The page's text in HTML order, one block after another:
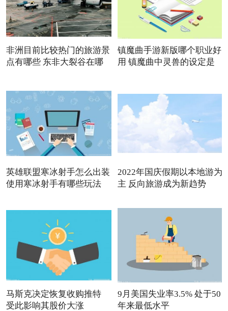
非洲目前比较热门的旅游景
点有哪些 东非大裂谷在哪
镇魔曲手游新版哪个职业好
用 镇魔曲中灵兽的设定是
英雄联盟寒冰射手怎么出装
使用寒冰射手有哪些玩法
2022年国庆假期以本地游为
主 反向旅游成为新趋势
马斯克决定恢复收购推特
受此影响其股价大涨
9月美国失业率3.5% 处于50
年来最低水平